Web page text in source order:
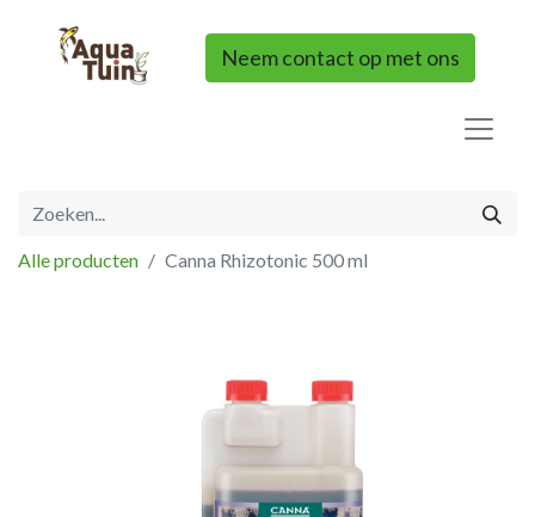
Neem contact op met ons
Alle producten Canna Rhizotonic 500 ml